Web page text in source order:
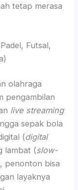
tetap merasa
Futsal,
olahraga
pengambilan
live streaming
sepak bola
(digital
lambat (slow-
penonton bisa
layaknya